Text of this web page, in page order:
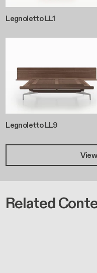
Legnoletto LL1
Legnoletto LL9
Related